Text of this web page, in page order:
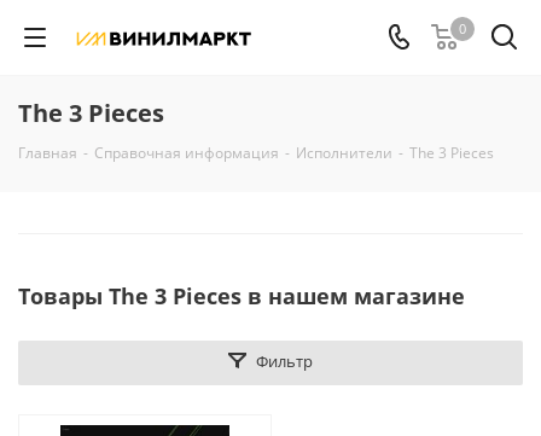
0
The 3 Pieces
Главная - Справочная информация - Исполнители - The 3 Pieces
Товары The 3 Pieces в нашем магазине
Фильтр